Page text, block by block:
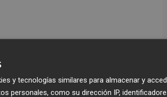
y tecnologías similares para almacenar y
personales, como su dirección IP,